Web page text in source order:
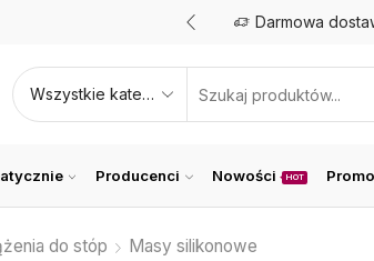
Darmowa
Producenci Nowości HOT
do stóp Masy silikonowe